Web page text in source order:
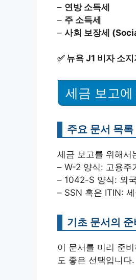
– 연방 소득세
– 주 소득세
– 사회 보장세
✅ 뉴욕 J1 비자 소
세금 보고
주요 문서 목록
세금 보고를 위해서
– W-2 양식: 고용주
– 1042-S 양식: 외
– SSN 혹은 ITIN:
기초 문서의 준
이 문서를 미리 준
도 좋은 선택입니다.